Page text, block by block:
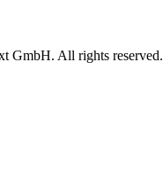
GmbH. All rights reserved.